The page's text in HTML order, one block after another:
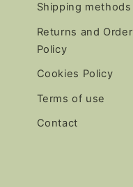
Shipping methods
Returns and
Policy
Cookies Policy
Terms of use
Contact